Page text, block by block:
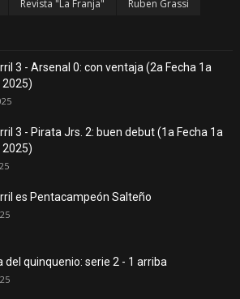
Revista "La Franja" Ruben Grassi
3 - Arsenal 0: con ventaja (2a Fecha 1a
2025)
3 - Pirata Jrs. 2: buen debut (1a Fecha 1a
2025)
es Pentacampeón Salteño
del quinquenio: serie 2 - 1 arriba